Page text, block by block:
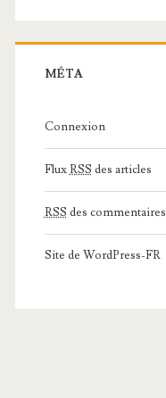
MÉTA
Connexion
FluxRSS des articles
RSS des commentaires
Site de WordPress-FR